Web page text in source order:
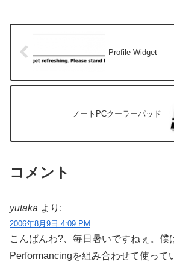
Profile Widget
ノートPCクーラーパッド
コメント
yutaka より:
2006年8月9日 4:09 PM
こんばんわ?、毎日暑いですねぇ。僕
Performancingを組み合わせて使って